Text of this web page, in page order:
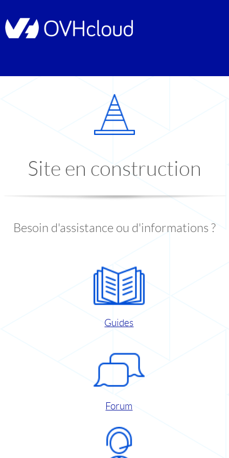
Site en construction
Besoin d'assistance ou d'informations ?
Guides
Forum